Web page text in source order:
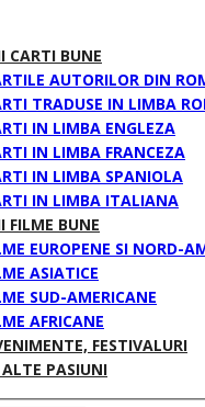
CARTI BUNE
AUTORILOR DIN
TRADUSE IN LIMBA
IN LIMBA ENGLEZA
IN LIMBA FRANCEZA
IN LIMBA SPANIOLA
IN LIMBA ITALIANA
FILME BUNE
EUROPENE SI NORD-
ASIATICE
SUD-AMERICANE
AFRICANE
FESTIVALURI
PASIUNI